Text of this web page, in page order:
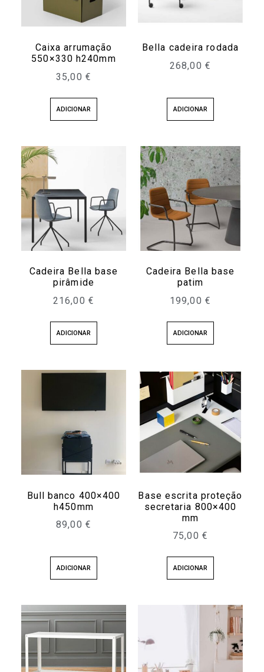
Caixa arrumação
550×330 h240mm
35,00 €
ADICIONAR
Bella cadeira rodada
268,00 €
ADICIONAR
Cadeira Bella base
pirâmide
216,00 €
ADICIONAR
Cadeira Bella base
patim
199,00 €
ADICIONAR
Bull banco 400×400
h450mm
89,00 €
ADICIONAR
Base escrita proteção
secretaria 800×400
mm
75,00 €
ADICIONAR